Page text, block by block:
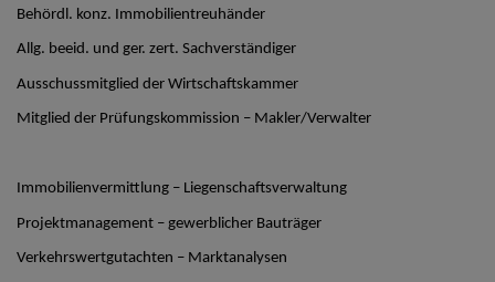
Behördl. konz. Immobilientreuhänder
Allg. beeid. und ger. zert. Sachverständiger
Ausschussmitglied der Wirtschaftskammer
Mitglied der Prüfungskommission – Makler/Verwalter
Immobilienvermittlung – Liegenschaftsverwaltung
Projektmanagement – gewerblicher Bauträger
Verkehrswertgutachten – Marktanalysen